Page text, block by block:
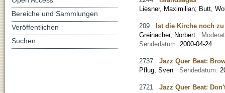
Liesner, Maximilian; Butt,
209 Ist die Kirche noch
Greinacher, Norbert
Sendedatum: 2000-04-24
2737 Jazz Quer Beat:
Pflug, Sven
Sendedatum:
2721 Jazz Quer Beat:
Bereiche und Sammlungen
Veröffentlichen
Suchen